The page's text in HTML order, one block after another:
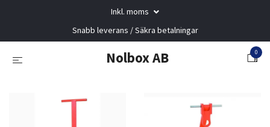
Inkl. moms
Snabb leverans / Säkra betalningar
Nolbox AB 0